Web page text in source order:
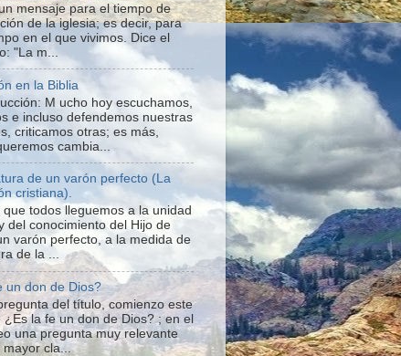
mensaje para el tiempo de
de la iglesia; es decir, para
en el que vivimos. Dice el
"La m...
en la Biblia
M ucho hoy escuchamos,
e incluso defendemos nuestras
criticamos otras; es más,
cambia...
de un varón perfecto (La
cristiana).
todos lleguemos a la unidad
del conocimiento del Hijo de
varón perfecto, a la medida de
de la ...
un don de Dios?
del título, comienzo este
¿Es la fe un don de Dios? ; en el
una pregunta muy relevante
mayor cla...